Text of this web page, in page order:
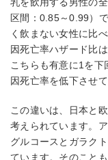
乳を飲用する男性の
区間：0.85～0.99）
く飲まない女性に比
因死亡率ハザード比
こちらも有意に1を下
因死亡率を低下させ
この違いは、日本と
考えられています。
グルコースとガラク
ています。そのこと